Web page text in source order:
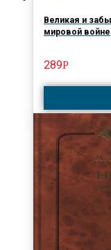
Великая и
мировой войне
289Р